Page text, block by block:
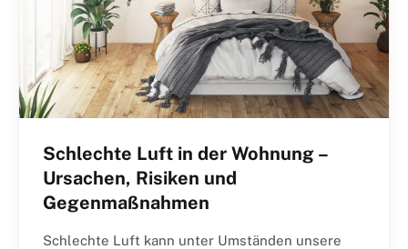
Schlechte Luft in der Wohnung –
Ursachen, Risiken und
Gegenmaßnahmen
Schlechte Luft kann unter Umständen unsere